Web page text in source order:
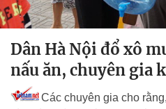
Dân Hà Nội đổ xô
nấu ăn, chuyên gia
Các chuyên gia cho